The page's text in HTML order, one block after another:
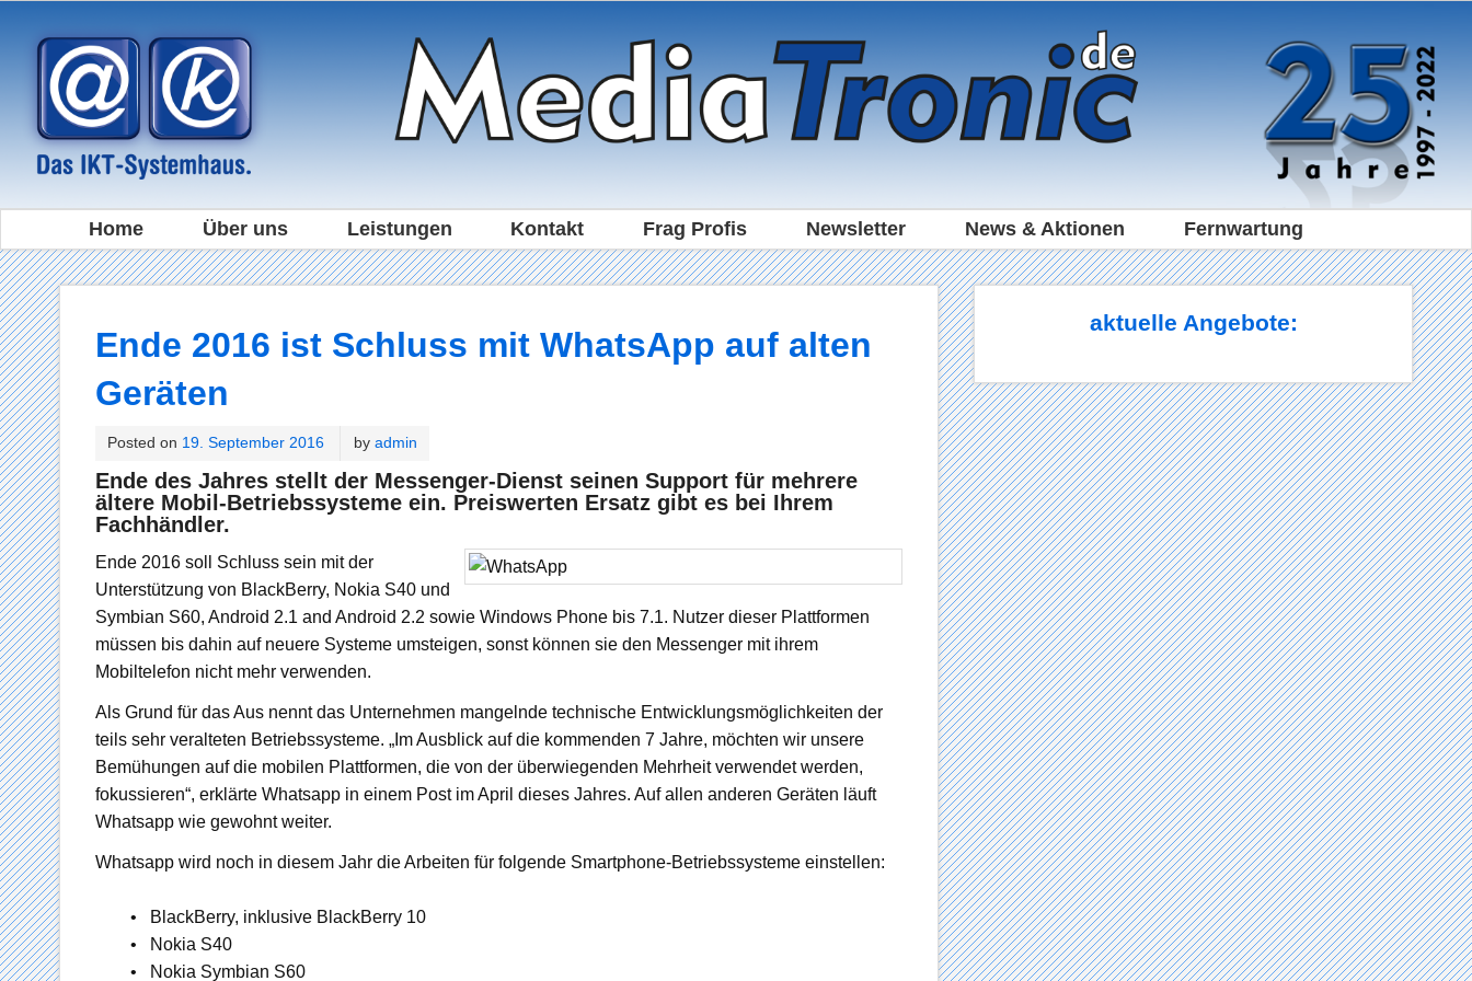
Home Über uns Leistungen Kontakt Frag Profis Newsletter News & Aktionen Fernwartung
Ende 2016 ist Schluss mit WhatsApp auf alten
Geräten
Posted on 19. September 2016 by admin
Ende des Jahres stellt der Messenger-Dienst seinen Support für mehrere
ältere Mobil-Betriebssysteme ein. Preiswerten Ersatz gibt es bei Ihrem
Fachhändler.
Ende 2016 soll Schluss sein mit der
Unterstützung von BlackBerry, Nokia S40 und
Symbian S60, Android 2.1 and Android 2.2 sowie Windows Phone bis 7.1. Nutzer dieser Plattformen
müssen bis dahin auf neuere Systeme umsteigen, sonst können sie den Messenger mit ihrem
Mobiltelefon nicht mehr verwenden.
Als Grund für das Aus nennt das Unternehmen mangelnde technische Entwicklungsmöglichkeiten der
teils sehr veralteten Betriebssysteme. „Im Ausblick auf die kommenden 7 Jahre, möchten wir unsere
Bemühungen auf die mobilen Plattformen, die von der überwiegenden Mehrheit verwendet werden,
fokussieren“, erklärte Whatsapp in einem Post im April dieses Jahres. Auf allen anderen Geräten läuft
Whatsapp wie gewohnt weiter.
Whatsapp wird noch in diesem Jahr die Arbeiten für folgende Smartphone-Betriebssysteme einstellen:
• BlackBerry, inklusive BlackBerry 10
• Nokia S40
• Nokia Symbian S60
aktuelle Angebote: